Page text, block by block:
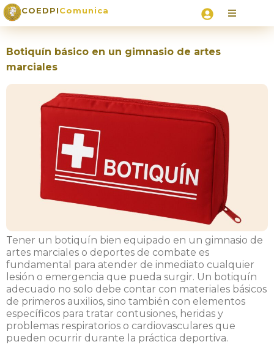
COEDPIComunica
Botiquín básico en un gimnasio de artes
marciales
Tener un botiquín bien equipado en un gimnasio de
artes marciales o deportes de combate es
fundamental para atender de inmediato cualquier
lesión o emergencia que pueda surgir. Un botiquín
adecuado no solo debe contar con materiales básicos
de primeros auxilios, sino también con elementos
específicos para tratar contusiones, heridas y
problemas respiratorios o cardiovasculares que
pueden ocurrir durante la práctica deportiva.